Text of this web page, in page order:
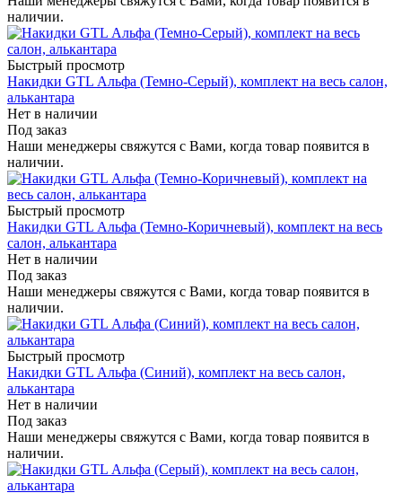
наличии.
Быстрый просмотр
Накидки GTL Альфа (Темно-Серый), комплект на весь салон,
алькантара
Нет в наличии
Под заказ
Наши менеджеры свяжутся с Вами, когда товар появится в
наличии.
Быстрый просмотр
Накидки GTL Альфа (Темно-Коричневый), комплект на весь
салон, алькантара
Нет в наличии
Под заказ
Наши менеджеры свяжутся с Вами, когда товар появится в
наличии.
Быстрый просмотр
Накидки GTL Альфа (Синий), комплект на весь салон,
алькантара
Нет в наличии
Под заказ
Наши менеджеры свяжутся с Вами, когда товар появится в
наличии.